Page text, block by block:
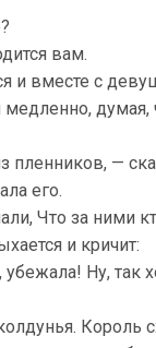
вам.
и вместе с
думая,
пленников, —
его.
Что за ними
и кричит:
Ну, так
Король